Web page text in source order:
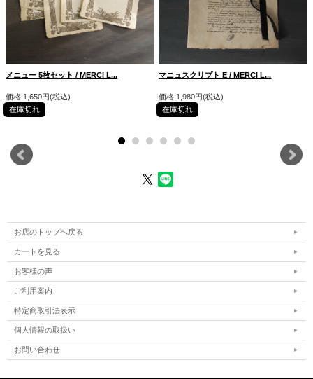
メニュー 5枚セット / MERCI L...
価格:1,650円(税込)
在庫切れ
マニュスクリプト E / MERCI L...
価格:1,980円(税込)
在庫切れ
お店のトップへ戻る
カートを見る
お客様の声
ご利用案内
特定商取引法表示
個人情報の取扱い
お問い合わせ